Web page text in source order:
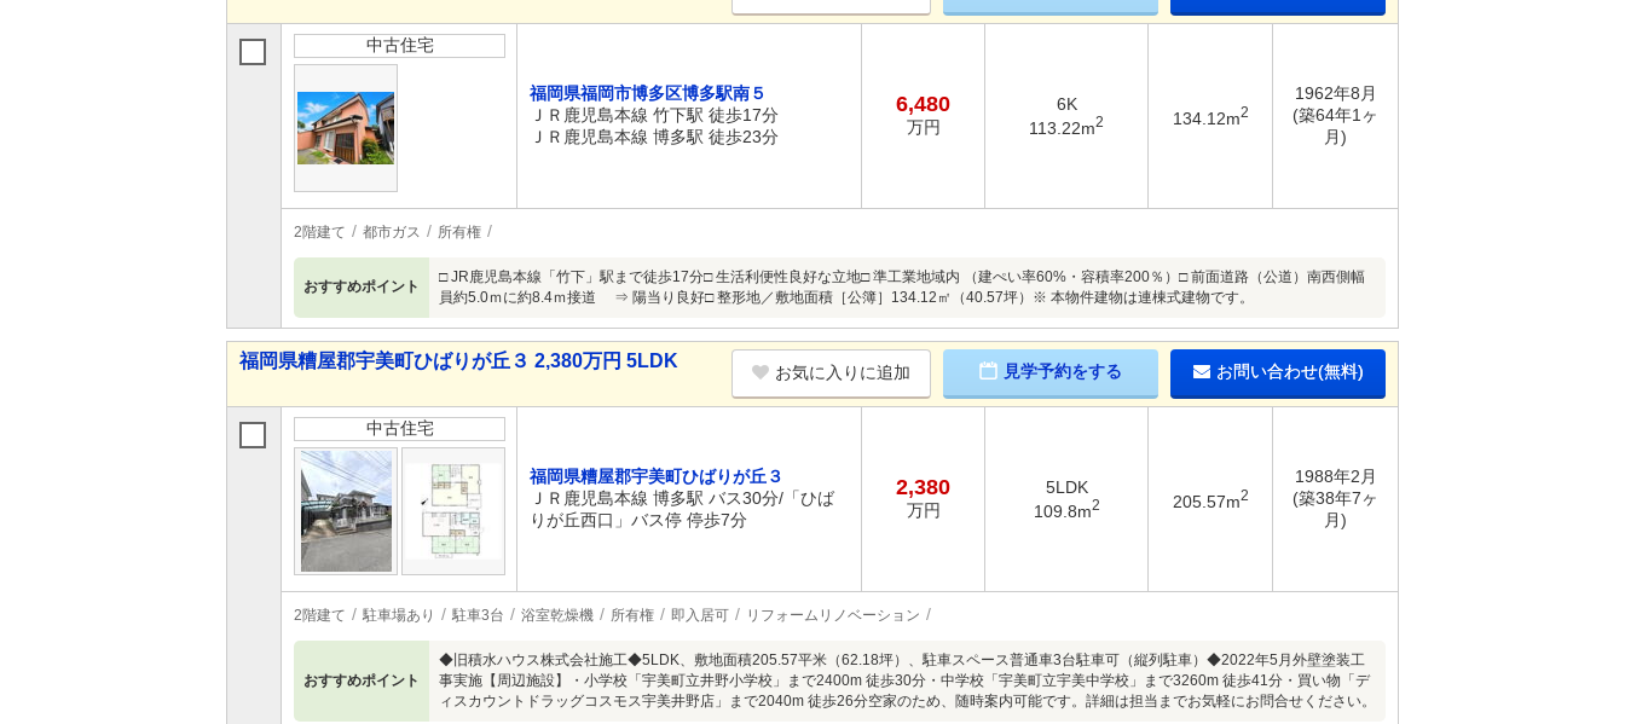
中古住宅
福岡県福岡市博多区博多駅南５
ＪＲ鹿児島本線 竹下駅 徒歩17分
ＪＲ鹿児島本線 博多駅 徒歩23分
6,480
万円
6K
113.22m2 134.12m2
1962年8月
(築64年1ヶ
月)
2階建て 都市ガス 所有権
おすすめポイント
□ JR鹿児島本線「竹下」駅まで徒歩17分□ 生活利便性良好な立地□ 準工業地域内 （建ぺい率60%・容積率200％）□ 前面道路（公道）南西側幅
員約5.0ｍに約8.4ｍ接道 ⇒ 陽当り良好□ 整形地／敷地面積［公簿］134.12㎡（40.57坪）※ 本物件建物は連棟式建物です。
福岡県糟屋郡宇美町ひばりが丘３ 2,380万円 5LDK
お気に入りに追加 見学予約をする お問い合わせ(無料)
中古住宅
福岡県糟屋郡宇美町ひばりが丘３
ＪＲ鹿児島本線 博多駅 バス30分/「ひば
りが丘西口」バス停 停歩7分
2,380
万円
5LDK
109.8m2 205.57m2
1988年2月
(築38年7ヶ
月)
2階建て 駐車場あり 駐車3台 浴室乾燥機 所有権 即入居可 リフォームリノベーション
おすすめポイント
◆旧積水ハウス株式会社施工◆5LDK、敷地面積205.57平米（62.18坪）、駐車スペース普通車3台駐車可（縦列駐車）◆2022年5月外壁塗装工
事実施【周辺施設】・小学校「宇美町立井野小学校」まで2400m 徒歩30分・中学校「宇美町立宇美中学校」まで3260m 徒歩41分・買い物「デ
ィスカウントドラッグコスモス宇美井野店」まで2040m 徒歩26分空家のため、随時案内可能です。詳細は担当までお気軽にお問合せください。